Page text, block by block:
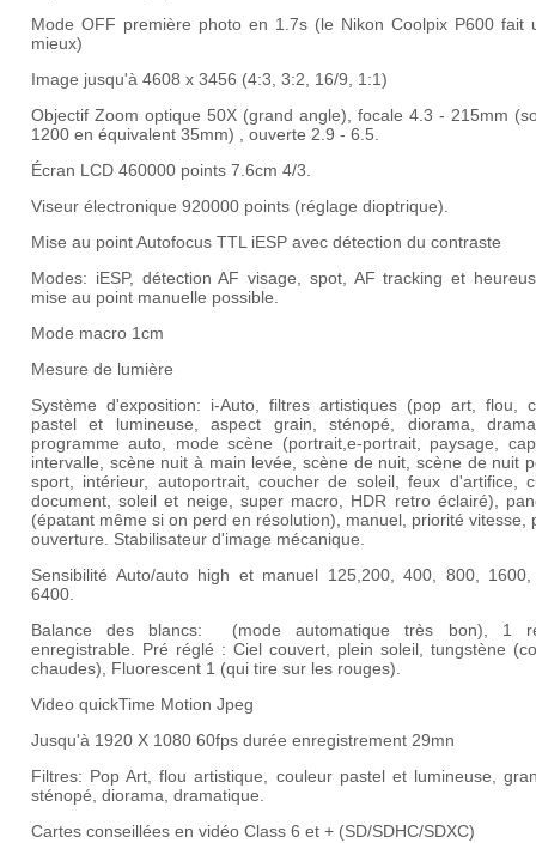
Mode OFF première photo en 1.7s (le Nikon Coolpix P600 fait
mieux)
Image jusqu'à 4608 x 3456 (4:3, 3:2, 16/9, 1:1)
Objectif Zoom optique 50X (grand angle), focale 4.3 - 215mm
1200 en équivalent 35mm) , ouverte 2.9 - 6.5.
Écran LCD 460000 points 7.6cm 4/3.
Viseur électronique 920000 points (réglage dioptrique).
Mise au point Autofocus TTL iESP avec détection du contraste
Modes: iESP, détection AF visage, spot, AF tracking et
mise au point manuelle possible.
Mode macro 1cm
Mesure de lumière
Système d'exposition: i-Auto, filtres artistiques (pop art, flou,
pastel et lumineuse, aspect grain, sténopé, diorama,
programme auto, mode scène (portrait,e-portrait, paysage,
intervalle, scène nuit à main levée, scène de nuit, scène de nuit
sport, intérieur, autoportrait, coucher de soleil, feux d'artifice,
document, soleil et neige, super macro, HDR retro éclairé),
(épatant même si on perd en résolution), manuel, priorité vitesse,
ouverture. Stabilisateur d'image mécanique.
Sensibilité Auto/auto high et manuel 125,200, 400, 800,
6400.
Balance des blancs: (mode automatique très bon), 1
enregistrable. Pré réglé : Ciel couvert, plein soleil, tungstène
chaudes), Fluorescent 1 (qui tire sur les rouges).
Video quickTime Motion Jpeg
Jusqu'à 1920 X 1080 60fps durée enregistrement 29mn
Filtres: Pop Art, flou artistique, couleur pastel et lumineuse,
sténopé, diorama, dramatique.
Cartes conseillées en vidéo Class 6 et + (SD/SDHC/SDXC)